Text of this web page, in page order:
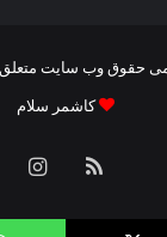
کاشمر سلام
خوراک